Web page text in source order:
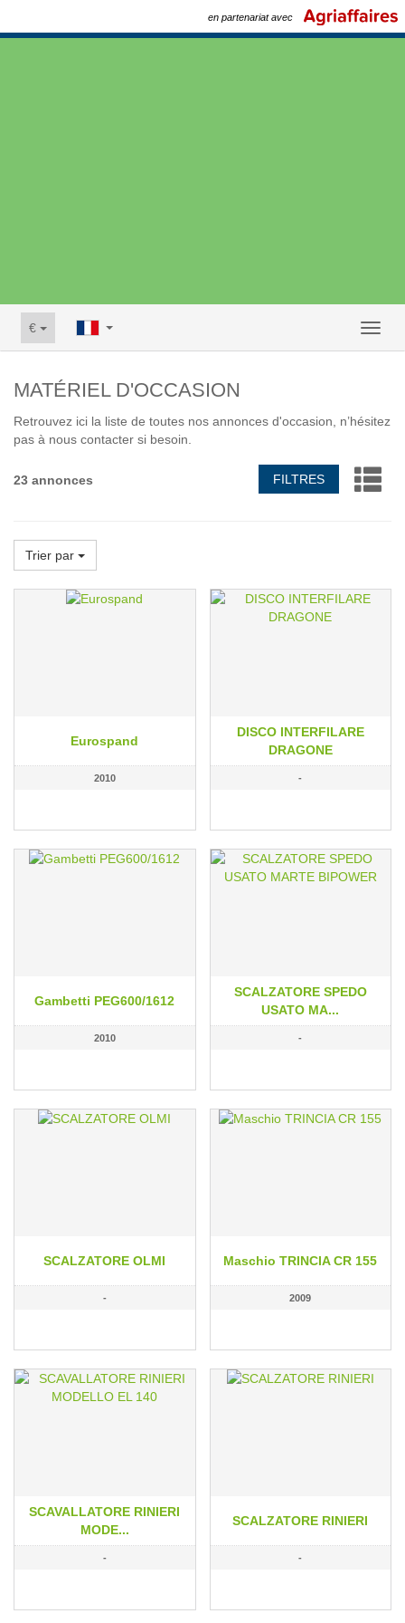
en partenariat avec
€
MATÉRIEL D'OCCASION
Retrouvez ici la liste de toutes nos annonces d'occasion, n’hésitez
pas à nous contacter si besoin.
23 annonces FILTRES
Trier par
Eurospand
2010
DISCO INTERFILARE
DRAGONE
-
Gambetti PEG600/1612
2010
SCALZATORE SPEDO
USATO MA...
-
SCALZATORE OLMI
-
Maschio TRINCIA CR 155
2009
SCAVALLATORE RINIERI
MODE...
-
SCALZATORE RINIERI
-